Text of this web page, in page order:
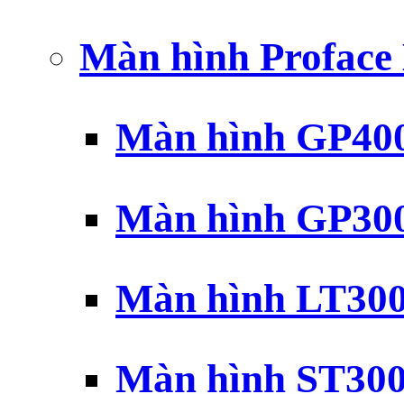
Màn hình
Màn hình
Màn hình
Màn hình
Màn hình